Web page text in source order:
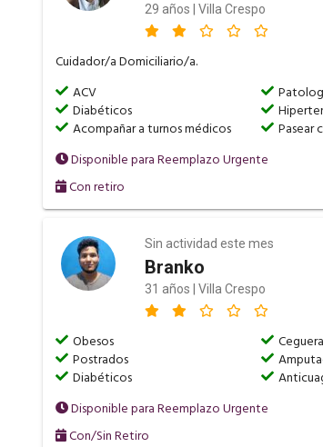
29 años | Villa Crespo
Cuidador/a Domiciliario/a.
ACV
Diabéticos
Acompañar a turnos médicos
Pasear
Disponible para Reemplazo Urgente
Con retiro
Sin actividad este mes
Branko
31 años | Villa Crespo
Obesos
Ceguera
Postrados
Diabéticos
Disponible para Reemplazo Urgente
Con/Sin Retiro